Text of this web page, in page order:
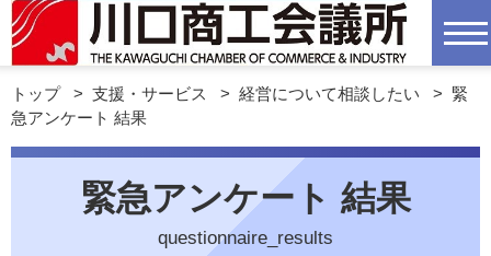
トップ> 支援・サービス > 経営について相談したい > 緊
急アンケート 結果
緊急アンケート 結果
questionnaire_results